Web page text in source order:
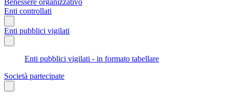
Enti controllati
Enti pubblici vigilati
Enti pubblici vigilati - in formato tabellare
Società partecipate